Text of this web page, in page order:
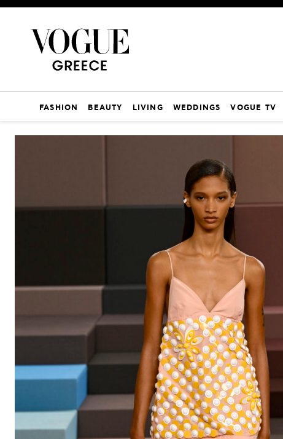
FASHION BEAUTY LIVING WEDDINGS VOGUE TV